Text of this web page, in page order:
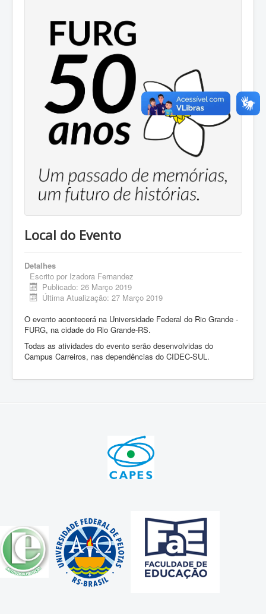
Local do Evento
Detalhes
Escrito por Izadora Fernandez
Publicado: 26 Março 2019
Última Atualização: 27 Março 2019
O evento acontecerá na Universidade Federal do Rio Grande -
FURG, na cidade do Rio Grande-RS.
Todas as atividades do evento serão desenvolvidas do
Campus Carreiros, nas dependências do CIDEC-SUL.